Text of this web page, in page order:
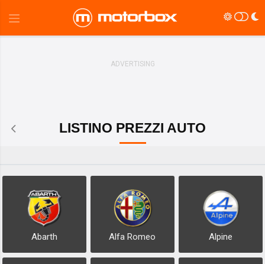
LISTINO PREZZI AUTO
Abarth Alfa Romeo Alpine